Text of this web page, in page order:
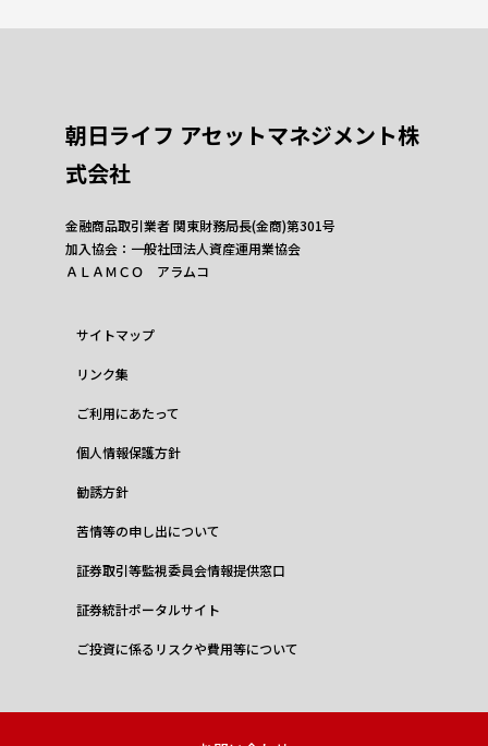
朝日ライフ アセットマネジメント株
式会社
金融商品取引業者 関東財務局長(金商)第301号
加入協会：一般社団法人資産運用業協会
ＡＬＡＭＣＯ アラムコ
サイトマップ
リンク集
ご利用にあたって
個人情報保護方針
勧誘方針
苦情等の申し出について
証券取引等監視委員会情報提供窓口
証券統計ポータルサイト
ご投資に係るリスクや費用等について